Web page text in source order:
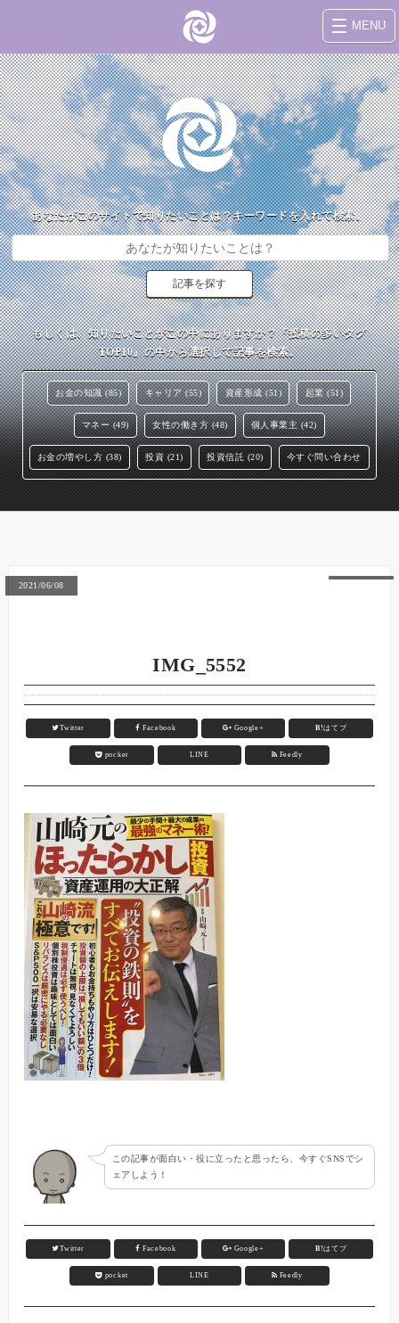
MENU
あなたがこのサイトで知りたいことは？キーワードを入れて検索。
もしくは、知りたいことがこの中にありますか？『投稿の多いタグ
TOP10』の中から選択して記事を検索。
お金の知識 (85) キャリア (55) 資産形成 (51) 起業 (51)
マネー (49) 女性の働き方 (48) 個人事業主 (42)
お金の増やし方 (38) 投資 (21) 投資信託 (20) 今すぐ問い合わせ
2021/06/08
IMG_5552
Twitter Facebook Google+ B!はてブ
pocket LINE Feedly
この記事が面白い・役に立ったと思ったら、今すぐSNSでシ
ェアしよう！
Twitter Facebook Google+ B!はてブ
pocket LINE Feedly